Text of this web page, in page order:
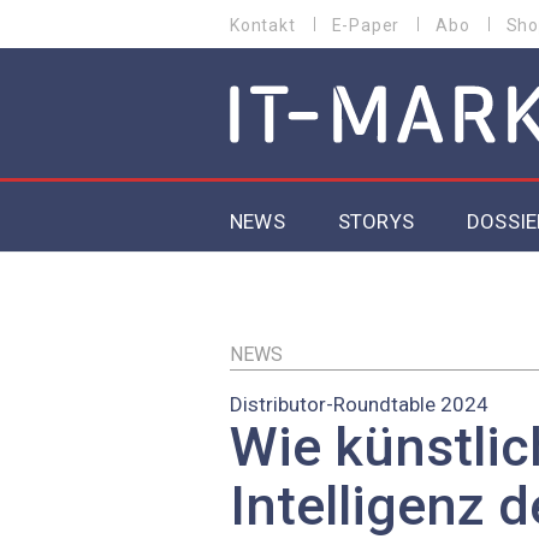
zum
MENU
Kontakt E-Paper Abo
MAIN NAVIGATION
NEWS STORYS
EU-
NEWS
Distributor-Roundtable 2024
Wie
Intelligenz